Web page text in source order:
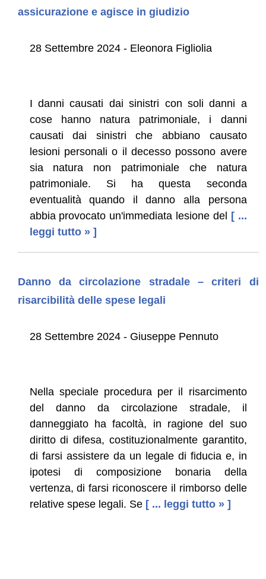
assicurazione e agisce in giudizio
28 Settembre 2024 - Eleonora Figliolia
I danni causati dai sinistri con soli danni a
cose hanno natura patrimoniale, i danni
causati dai sinistri che abbiano causato
lesioni personali o il decesso possono avere
sia natura non patrimoniale che natura
patrimoniale. Si ha questa seconda
eventualità quando il danno alla persona
abbia provocato un'immediata lesione del [ ...
leggi tutto » ]
Danno da circolazione stradale – criteri di
risarcibilità delle spese legali
28 Settembre 2024 - Giuseppe Pennuto
Nella speciale procedura per il risarcimento
del danno da circolazione stradale, il
danneggiato ha facoltà, in ragione del suo
diritto di difesa, costituzionalmente garantito,
di farsi assistere da un legale di fiducia e, in
ipotesi di composizione bonaria della
vertenza, di farsi riconoscere il rimborso delle
relative spese legali. Se [ ... leggi tutto » ]